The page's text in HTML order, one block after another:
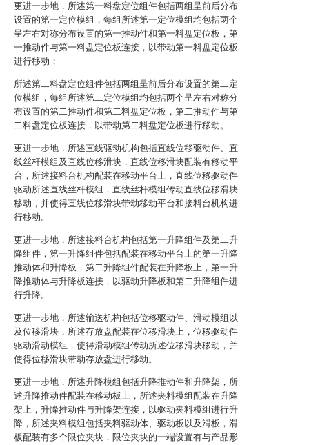
更进一步地，所述第一料盘定位组件包括两组呈前后分布
设置的第一定位模组，每组所述第一定位模组均包括两个
呈左右对称分布设置的第一推动件和第一料盘定位板，第
一推动件与第一料盘定位板连接，以带动第一料盘定位板
进行移动；
所述第二料盘定位组件包括两组呈前后分布设置的第二定
位模组，每组所述第二定位模组均包括两个呈左右对称分
布设置的第二推动件和第二料盘定位板，第二推动件与第
二料盘定位板连接，以带动第二料盘定位板进行移动。
更进一步地，所述直线驱动机构包括直线位移驱动件、直
线丝杆模组及直线位移滑块，直线位移滑块配装有移动平
台，所述接料台机构配装在移动平台上，直线位移驱动件
驱动所述直线丝杆模组，直线丝杆模组传动直线位移滑块
移动，并使得直线位移滑块带动移动平台和接料台机构进
行移动。
更进一步地，所述接料台机构包括第一升降组件及第二升
降组件，第一升降组件包括配装在移动平台上的第一升降
推动体和升降板，第二升降组件配装在升降板上，第一升
降推动体与升降板连接，以驱动升降板和第二升降组件进
行升降。
更进一步地，所述输送机构包括位移驱动件、滑动模组以
及位移滑块，所述存放盘配装在位移滑块上，位移驱动件
驱动滑动模组，使得滑动模组传动所述位移滑块移动，并
使得位移滑块带动存放盘进行移动。
更进一步地，所述升降模组包括升降推动件和升降架，所
述升降推动件配装在移动板上，所述夹料模组配装在升降
架上，升降推动件与升降架连接，以驱动夹料模组进行升
降，所述夹料模组包括夹料驱动体、驱动板以及滑板，滑
板配装有多个限位夹块，限位夹块的一端设置有与产品形